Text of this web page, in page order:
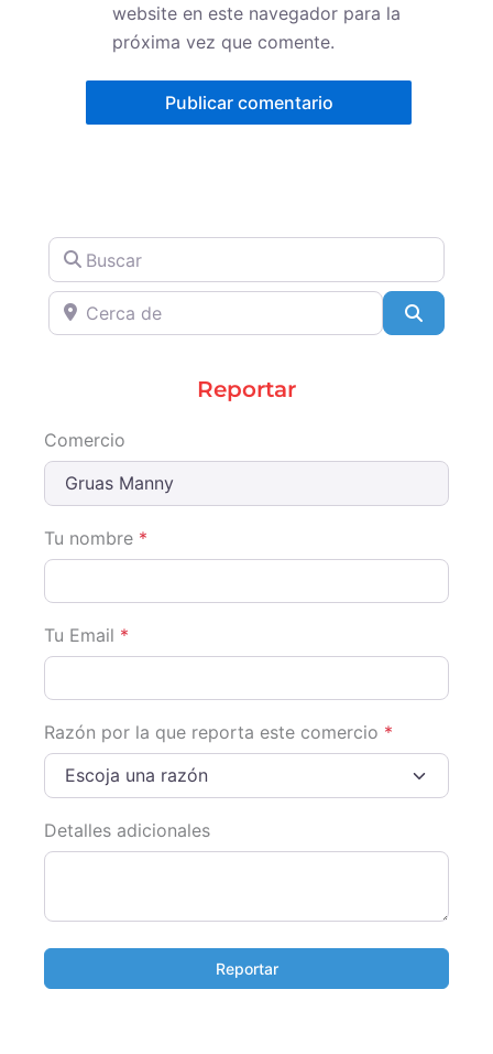
website en este navegador para la
próxima vez que comente.
Buscar
Cerca de
Reportar
Comercio
Tu nombre *
Tu Email *
Razón por la que reporta este comercio *
Escoja una razón
Detalles adicionales
Reportar